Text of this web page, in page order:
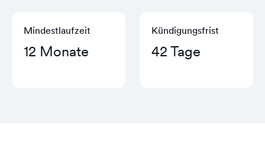
Mindestlaufzeit
12 Monate
Kündigungs­frist
42 Tage